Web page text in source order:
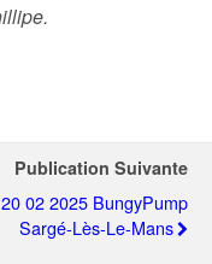
Publication Suivante
02 2025 BungyPump
Sargé-Lès-Le-Mans